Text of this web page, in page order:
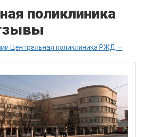
поликлиника
Центральная поликлиника РЖД —